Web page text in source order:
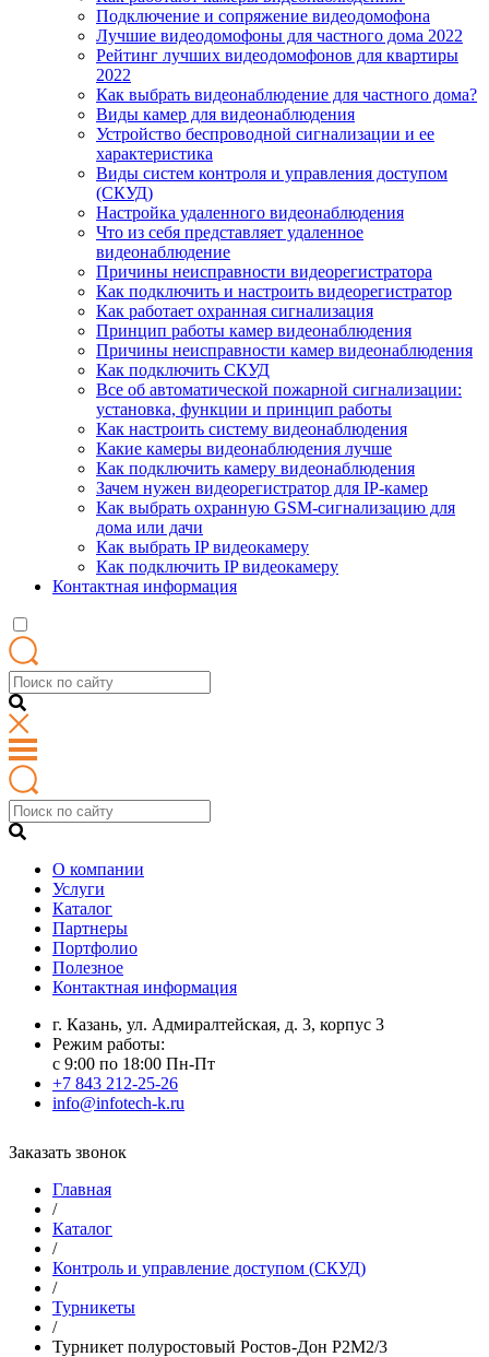
Подключение и сопряжение видеодомофона
Лучшие видеодомофоны для частного дома 2022
Рейтинг лучших видеодомофонов для квартиры
2022
Как выбрать видеонаблюдение для частного дома?
Виды камер для видеонаблюдения
Устройство беспроводной сигнализации и ее
характеристика
Виды систем контроля и управления доступом
(СКУД)
Настройка удаленного видеонаблюдения
Что из себя представляет удаленное
видеонаблюдение
Причины неисправности видеорегистратора
Как подключить и настроить видеорегистратор
Как работает охранная сигнализация
Принцип работы камер видеонаблюдения
Причины неисправности камер видеонаблюдения
Как подключить СКУД
Все об автоматической пожарной сигнализации:
установка, функции и принцип работы
Как настроить систему видеонаблюдения
Какие камеры видеонаблюдения лучше
Как подключить камеру видеонаблюдения
Зачем нужен видеорегистратор для IP-камер
Как выбрать охранную GSM-сигнализацию для
дома или дачи
Как выбрать IP видеокамеру
Как подключить IP видеокамеру
Контактная информация
О компании
Услуги
Каталог
Партнеры
Портфолио
Полезное
Контактная информация
г. Казань, ул. Адмиралтейская, д. 3, корпус 3
Режим работы:
с 9:00 по 18:00 Пн-Пт
+7 843 212-25-26
info@infotech-k.ru
Заказать звонок
Главная
/
Каталог
/
Контроль и управление доступом (СКУД)
/
Турникеты
/
Турникет полуростовый Ростов-Дон Р2М2/3